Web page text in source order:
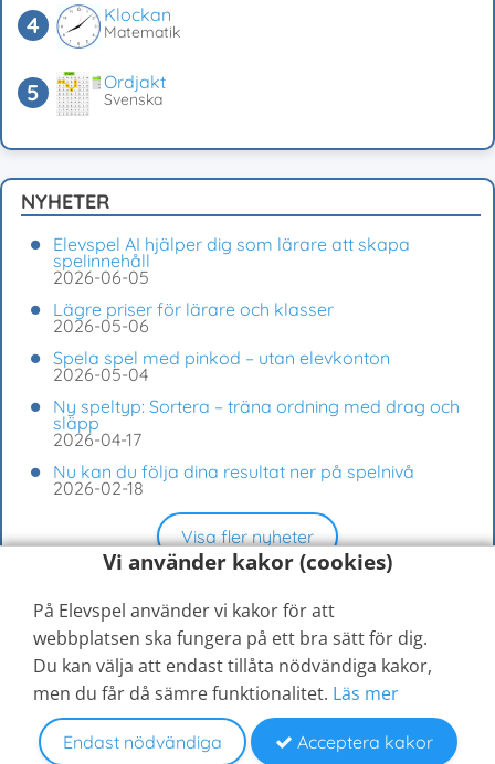
Klockan
Matematik
Ordjakt
Svenska
NYHETER
Elevspel AI hjälper dig som lärare att skapa
spelinnehåll
2026-06-05
Lägre priser för lärare och klasser
2026-05-06
Spela spel med pinkod – utan elevkonton
2026-05-04
Ny speltyp: Sortera – träna ordning med drag och
släpp
2026-04-17
Nu kan du följa dina resultat ner på spelnivå
2026-02-18
Visa fler nyheter
Medlemsvillkor
Vi använder kakor (cookies)
På Elevspel använder vi kakor för att
webbplatsen ska fungera på ett bra sätt för dig.
Du kan välja att endast tillåta nödvändiga kakor,
men du får då sämre funktionalitet. Läs mer
Endast nödvändiga Acceptera kakor